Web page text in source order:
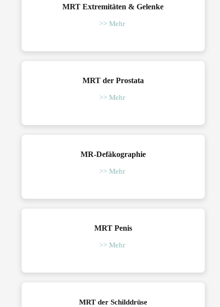
MRT Extremitäten & Gelenke
>> Mehr
MRT der Prostata
>> Mehr
MR-Defäkographie
>> Mehr
MRT Penis
>> Mehr
MRT der Schilddrüse